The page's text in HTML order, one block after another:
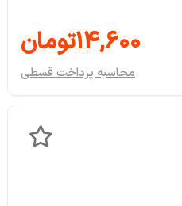
14,600تومان
محاسبه پرداخت قسطی